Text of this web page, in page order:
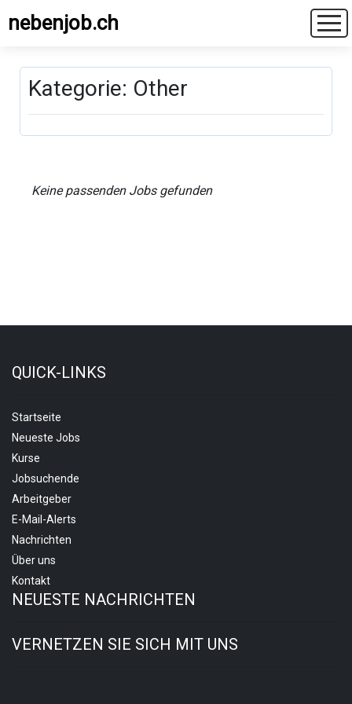
nebenjob.ch
Kategorie: Other
Keine passenden Jobs gefunden
QUICK-LINKS
Startseite
Neueste Jobs
Kurse
Jobsuchende
Arbeitgeber
E-Mail-Alerts
Nachrichten
Über uns
Kontakt
NEUESTE NACHRICHTEN
VERNETZEN SIE SICH MIT UNS